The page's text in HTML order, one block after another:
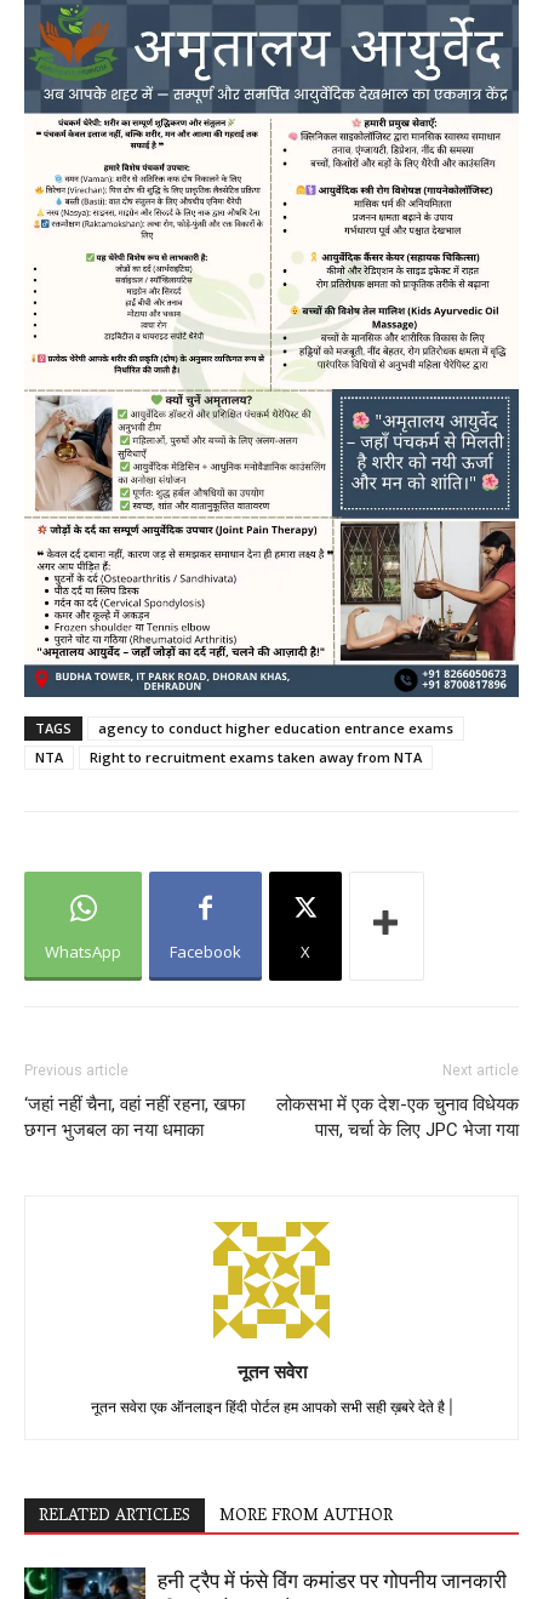
TAGS
agency to conduct higher education entrance exams
NTA
Right to recruitment exams taken away from NTA
WhatsApp Facebook X
Previous article
‘जहां नहीं चैना, वहां नहीं रहना, खफा
छगन भुजबल का नया धमाका
Next article
लोकसभा में एक देश-एक चुनाव विधेयक
पास, चर्चा के लिए JPC भेजा गया
नूतन सवेरा
नूतन सवेरा एक ऑनलाइन हिंदी पोर्टल हम आपको सभी सही ख़बरे देते है |
RELATED ARTICLES MORE FROM AUTHOR
हनी ट्रैप में फंसे विंग कमांडर पर गोपनीय जानकारी